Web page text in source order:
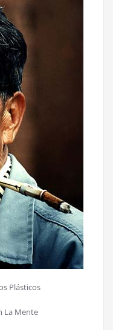
Plásticos
La Mente